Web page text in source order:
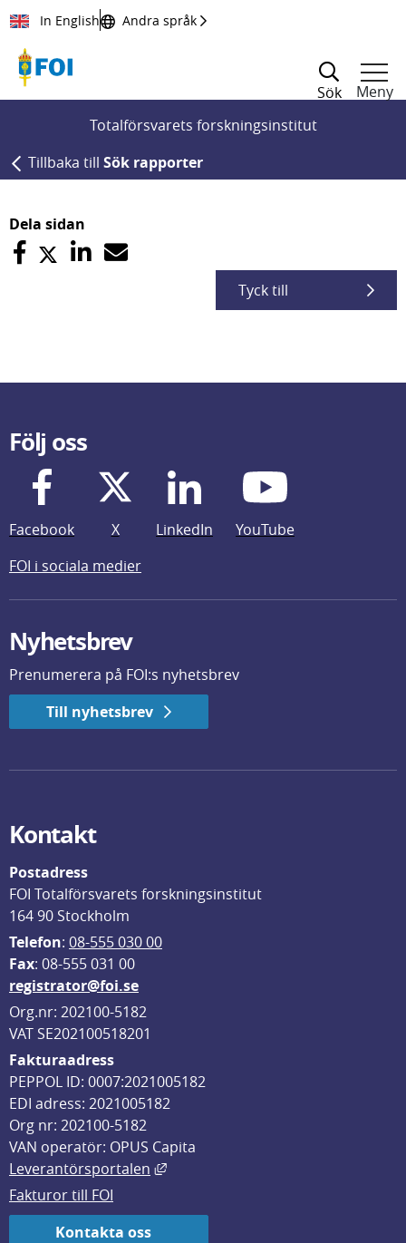
Till innehållet
In English Andra språk
Sök
Meny
Totalförsvarets forskningsinstitut
Tillbaka till Sök rapporter
Dela sidan
Tyck till
Följ oss
Facebook X LinkedIn
YouTube
FOI i sociala medier
Nyhetsbrev
Prenumerera på FOI:s nyhetsbrev
Till nyhetsbrev
Kontakt
Postadress
FOI Totalförsvarets forskningsinstitut
164 90 Stockholm
Telefon: 08-555 030 00
Fax: 08-555 031 00
registrator@foi.se
Org.nr: 202100-5182
VAT SE202100518201
Fakturaadress
PEPPOL ID: 0007:2021005182
EDI adress: 2021005182
Org nr: 202100-5182
VAN operatör: OPUS Capita
Leverantörsportalen
Länk till annan webbplats, öppnas
Fakturor till FOI
Kontakta oss